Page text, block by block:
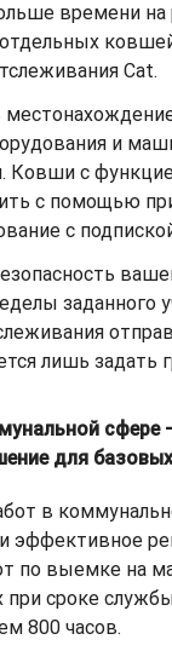
времени
Cat.
и
Ковши с
с помощью
с
заданного
лишь задать
сфере
для
в
эффективное
по выемке на
при сроке
800 часов.